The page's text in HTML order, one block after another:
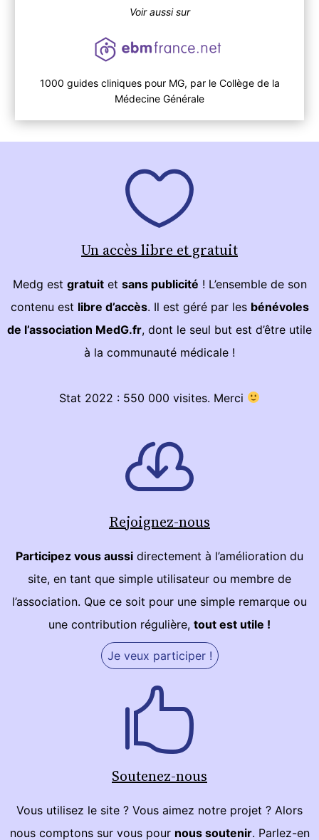
Voir aussi sur
1000 guides cliniques pour MG, par le Collège de la
Médecine Générale
Un accès libre et gratuit
Medg est gratuitet sans publicité ! L’ensemble de son
contenu est libre d’accès. Il est géré par les bénévoles
de l’association MedG.fr, dont le seul but est d’être utile
à la communauté médicale !
Stat 2022 : 550 000 visites. Merci
Rejoignez-nous
Participez vous aussi directement à l’amélioration du
site, en tant que simple utilisateur ou membre de
l’association. Que ce soit pour une simple remarque ou
une contribution régulière, tout est utile !
Je veux participer !
Soutenez-nous
Vous utilisez le site ? Vous aimez notre projet ? Alors
nous comptons sur vous pour nous soutenir. Parlez-en